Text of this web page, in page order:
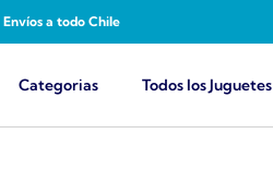
Envíos a todo Chile
Categorias Todos los Juguetes